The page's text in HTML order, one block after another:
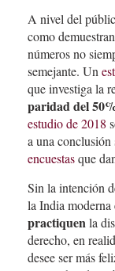
A nivel del
como demuestran
números no
semejante. Un
que investiga la
paridad del
estudio de 2018
a una conclusión
encuestasque
Sin la intención
la India moderna
practiquenla
derecho, en
desee ser más